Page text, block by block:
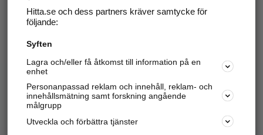
Hitta.se - Gratis nummerupplysning.
Sök företag, personer och platser.
Hitta telefonnummer, adresser, företagsinfo mm.
Marknadsför företaget
Hitta.se och dess partners kräver samtycke för
följande:
Syften
Lagra och/eller få åtkomst till information på en
enhet
Personanpassad reklam och innehåll, reklam- och
innehållsmätning samt forskning angående
målgrupp
Utveckla och förbättra tjänster